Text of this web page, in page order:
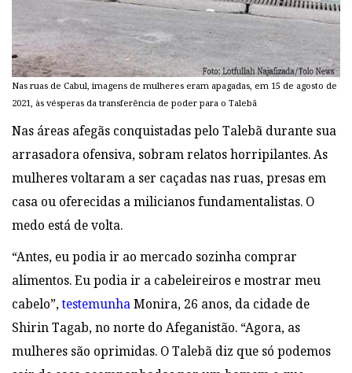
Nas ruas de Cabul, imagens de mulheres eram apagadas, em 15 de agosto de
2021, às vésperas da transferência de poder para o Talebã
Nas áreas afegãs conquistadas pelo Talebã durante sua
arrasadora ofensiva, sobram relatos horripilantes. As
mulheres voltaram a ser caçadas nas ruas, presas em
casa ou oferecidas a milicianos fundamentalistas. O
medo está de volta.
“Antes, eu podia ir ao mercado sozinha comprar
alimentos. Eu podia ir a cabeleireiros e mostrar meu
cabelo”,testemunhaMonira, 26 anos, da cidade de
Shirin Tagab, no norte do Afeganistão. “Agora, as
mulheres são oprimidas. O Talebã diz que só podemos